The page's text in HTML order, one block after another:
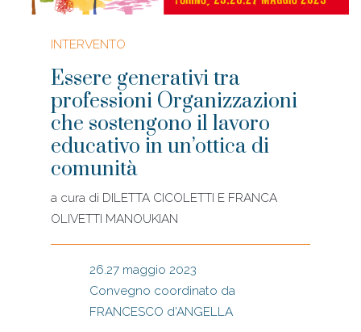
INTERVENTO
Essere generativi tra
professioni Organizzazioni
che sostengono il lavoro
educativo in un’ottica di
comunità
a cura di DILETTA CICOLETTI E FRANCA
OLIVETTI MANOUKIAN
26.27 maggio 2023
Convegno coordinato da
FRANCESCO d'ANGELLA